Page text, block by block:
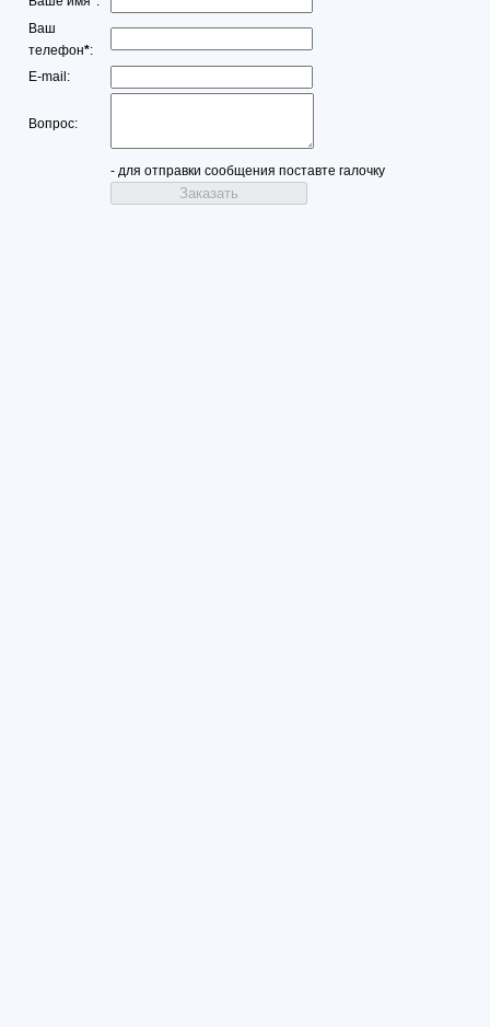
Ваш
телефон*:
E-mail:
Вопрос:
- для отправки сообщения поставте галочку